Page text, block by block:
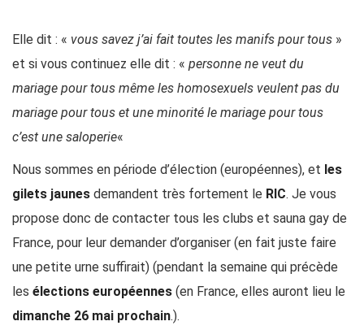
Elle dit : « vous savez j’ai fait toutes les manifs pour tous »
et si vous continuez elle dit : « personne ne veut du
mariage pour tous même les homosexuels veulent pas du
mariage pour tous et une minorité le mariage pour tous
c’est une saloperie«
Nous sommes en période d’élection (européennes), et les
gilets jaunes demandent très fortement le RIC. Je vous
propose donc de contacter tous les clubs et sauna gay de
France, pour leur demander d’organiser (en fait juste faire
une petite urne suffirait) (pendant la semaine qui précède
les élections européennes (en France, elles auront lieu le
dimanche 26 mai prochain.).